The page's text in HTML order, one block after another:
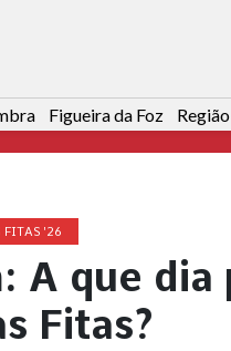
Figueira da Foz
FITAS '26
A que
Fitas?